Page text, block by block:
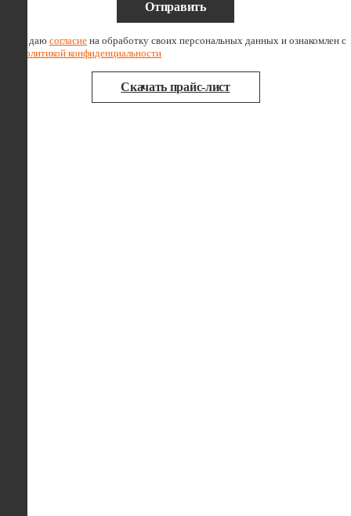
Скачать прайс-лист
Отправить
Я даю согласие на обработку своих персональных данных и ознакомлен с
политикой конфиденциальности